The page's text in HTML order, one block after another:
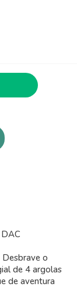
Desbrave o
de 4 argolas
de aventura